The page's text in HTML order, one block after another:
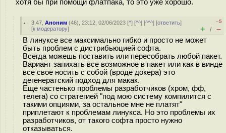
хотя бы при помощи флатпака, то это уже хорошо.
3.47 ,Аноним (46), 23:12, 02/06/2023 [^] [^^] [^^^] [ответить]
[к модератору]
–5
+ / –
В линуксе все максимально гибко и просто не может
быть проблем с дистрибьюцией софта.
Всегда можешь поставить или пересобрать любой пакет.
Вариант запихать все возможное в пакет или как в винде
все свое носить с собой (вроде докера) это
дегенератский подход для макак.
Еще частенько проблемы разработчиков (хром, фф,
телега) со стратегией "под мою систему компилится с
такими опциями, за остальное мне не платят"
приплетают к проблемам линукса. Но это проблемы их
разработчиков, от такого софта просто нужно
отказываться.